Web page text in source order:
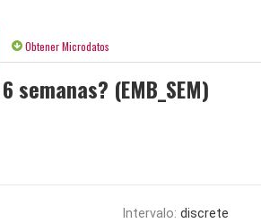
Obtener Microdatos
(EMB_SEM)
Intervalo: discrete